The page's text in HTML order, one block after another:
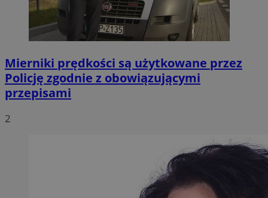
Mierniki prędkości są użytkowane przez
Policję zgodnie z obowiązującymi
przepisami
2